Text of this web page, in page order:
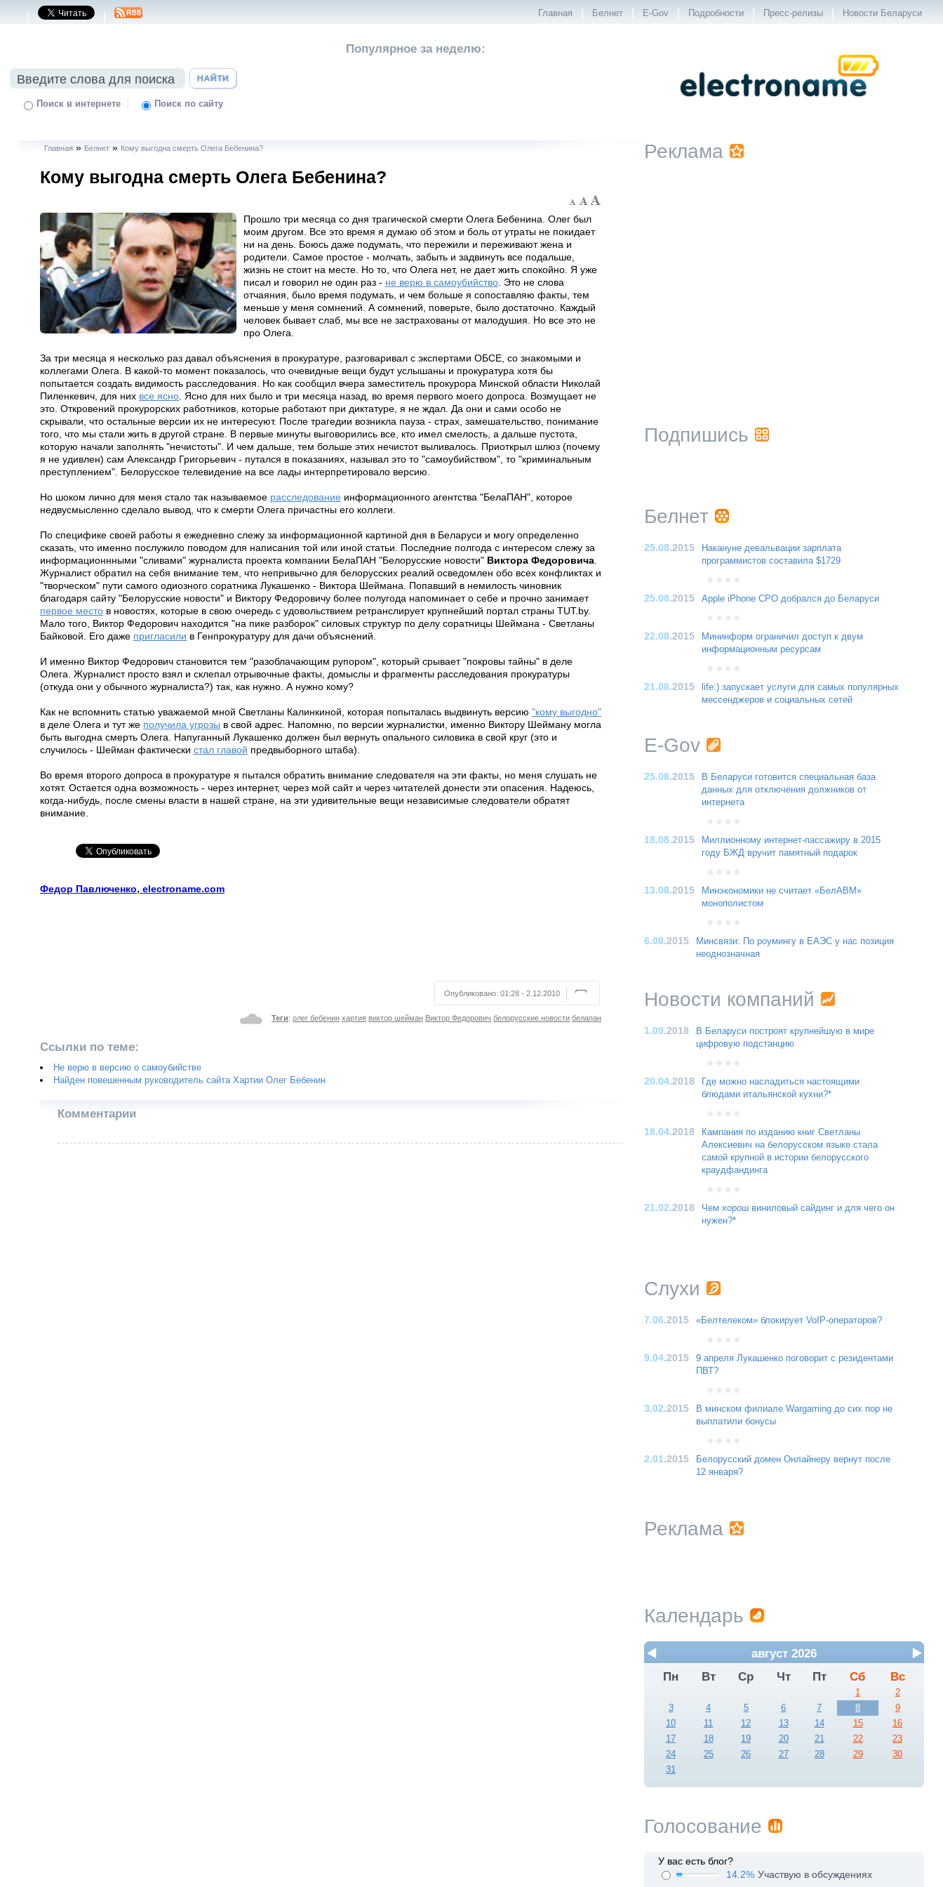
| | Главная | Белнет | E-Gov | Подробности | Пресс-релизы | Новости Беларуси
Поиск в интернете | Поиск по сайту
Популярное за неделю:
Главная » Белнет» Кому выгодна смерть Олега Бебенина?
Кому выгодна смерть Олега Бебенина?
Прошло три месяца со дня трагической смерти Олега Бебенина. Олег был
моим другом. Все это время я думаю об этом и боль от утраты не покидает
ни на день. Боюсь даже подумать, что пережили и переживают жена и
родители. Самое простое - молчать, забыть и задвинуть все подальше,
жизнь не стоит на месте. Но то, что Олега нет, не дает жить спокойно. Я уже
писал и говорил не один раз - не верю в самоубийство . Это не слова
отчаяния, было время подумать, и чем больше я сопоставляю факты, тем
меньше у меня сомнений. А сомнений, поверьте, было достаточно. Каждый
человек бывает слаб, мы все не застрахованы от малодушия. Но все это не
про Олега.
За три месяца я несколько раз давал объяснения в прокуратуре, разговаривал с экспертами ОБСЕ, со знакомыми и
коллегами Олега. В какой-то момент показалось, что очевидные вещи будут услышаны и прокуратура хотя бы
попытается создать видимость расследования. Но как сообщил вчера заместитель прокурора Минской области Николай
Пиленкевич, для них все ясно . Ясно для них было и три месяца назад, во время первого моего допроса. Возмущает не
это. Откровений прокурорских работников, которые работают при диктатуре, я не ждал. Да они и сами особо не
скрывали, что остальные версии их не интересуют. После трагедии возникла пауза - страх, замешательство, понимание
того, что мы стали жить в другой стране. В первые минуты выговорились все, кто имел смелость, а дальше пустота,
которую начали заполнять "нечистоты". И чем дальше, тем больше этих нечистот выливалось. Приоткрыл шлюз (почему
я не удивлен) сам Александр Григорьевич - путался в показаниях, называл это то "самоубийством", то "криминальным
преступлением". Белорусское телевидение на все лады интерпретировало версию.
Но шоком лично для меня стало так называемое расследование информационного агентства "БелаПАН", которое
недвусмысленно сделало вывод, что к смерти Олега причастны его коллеги.
По специфике своей работы я ежедневно слежу за информационной картиной дня в Беларуси и могу определенно
сказать, что именно послужило поводом для написания той или иной статьи. Последние полгода с интересом слежу за
информационнными "сливами" журналиста проекта компании БелаПАН "Белорусские новости" Виктора Федоровича
Журналист обратил на себя внимание тем, что непривычно для белорусских реалий осведомлен обо всех конфликтах и
"творческом" пути самого одиозного соратника Лукашенко - Виктора Шеймана. Попавший в немилость чиновник
благодаря сайту "Белорусские новости" и Виктору Федоровичу более полугода напоминает о себе и прочно занимает
первое место в новостях, которые в свою очередь с удовольствием ретранслирует крупнейший портал страны TUT.by.
Мало того, Виктор Федорович находится "на пике разборок" силовых структур по делу соратницы Шеймана - Светланы
Байковой. Его даже пригласили в Генпрокуратуру для дачи объяснений.
И именно Виктор Федорович становится тем "разоблачающим рупором", который срывает "покровы тайны" в деле
Олега. Журналист просто взял и склепал отрывочные факты, домыслы и фрагменты расследования прокуратуры
(откуда они у обычного журналиста?) так, как нужно. А нужно кому?
Как не вспомнить статью уважаемой мной Светланы Калинкиной, которая попыталась выдвинуть версию "кому выгодно"
в деле Олега и тут же получила угрозы в свой адрес. Напомню, по версии журналистки, именно Виктору Шейману могла
быть выгодна смерть Олега. Напуганный Лукашенко должен был вернуть опального силовика в свой круг (это и
случилось - Шейман фактически стал главой предвыборного штаба).
Во время второго допроса в прокуратуре я пытался обратить внимание следователя на эти факты, но меня слушать не
хотят. Остается одна возможность - через интернет, через мой сайт и через читателей донести эти опасения. Надеюсь,
когда-нибудь, после смены власти в нашей стране, на эти удивительные вещи независимые следователи обратят
внимание.
Федор Павлюченко, electroname.com
Опубликовано: 01:28 - 2.12.2010
Теги: олег бебенин хартия виктор шейман Виктор Федорович белорусские новости белапан
Ссылки по теме:
Не верю в версию о самоубийстве
Найден повешенным руководитель сайта Хартии Олег Бебенин
Комментарии
Реклама
Подпишись
Белнет
25.08.2015
Накануне девальвации зарплата
программистов составила $1729
25.08.2015 Apple iPhone CPO добрался до Беларуси
22.08.2015
Мининформ ограничил доступ к двум
информационным ресурсам
21.08.2015
life:) запускает услуги для самых популярных
мессенджеров и социальных сетей
E-Gov
25.08.2015
В Беларуси готовится специальная база
данных для отключения должников от
интернета
18.08.2015
Миллионному интернет-пассажиру в 2015
году БЖД вручит памятный подарок
13.08.2015
Минэкономики не считает «БелАВМ»
монополистом
6.08.2015
Минсвязи: По роумингу в ЕАЭС у нас позиция
неоднозначная
Новости компаний
1.09.2018
В Беларуси построят крупнейшую в мире
цифровую подстанцию
20.04.2018
Где можно насладиться настоящими
блюдами итальянской кухни?*
18.04.2018
Кампания по изданию книг Светланы
Алексиевич на белорусском языке стала
самой крупной в истории белорусского
краудфандинга
21.02.2018
Чем хорош виниловый сайдинг и для чего он
нужен?*
Слухи
7.06.2015 «Белтелеком» блокирует VoIP-операторов?
9.04.2015
9 апреля Лукашенко поговорит с резидентами
ПВТ?
3.02.2015
В минском филиале Wargaming до сих пор не
выплатили бонусы
2.01.2015
Белорусский домен Онлайнеру вернут после
12 января?
Реклама
Календарь
август 2026
Пн
Вт Ср Чт Пт Сб Вс
1
2
3
4 5 6 7 8
9
10
11 12 13 14 15
16
17
18 19 20 21 22
23
24
25 26 27 28 29
30
31
Голосование
У вас есть блог?
14.2% Участвую в обсуждениях